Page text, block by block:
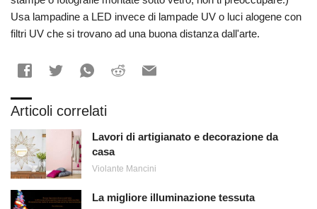
Usa lampadine a LED invece di lampade UV o luci alogene con
filtri UV che si trovano ad una buona distanza dall'arte.
Articoli correlati
Lavori di artigianato e decorazione da
casa
Violante Mancini
La migliore illuminazione tessuta